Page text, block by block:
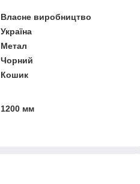
Власне виробництво
Україна
Метал
Чорний
Кошик
1200 мм